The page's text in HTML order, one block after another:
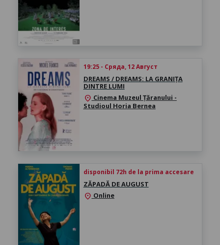
19:25 - Сряда, 12 Август
DREAMS / DREAMS: LA GRANIȚA
DINTRE LUMI
location_on Cinema Muzeul Țăranului -
Studioul Horia Bernea
disponibil 72h de la prima accesare
ZĂPADĂ DE AUGUST
location_on Online